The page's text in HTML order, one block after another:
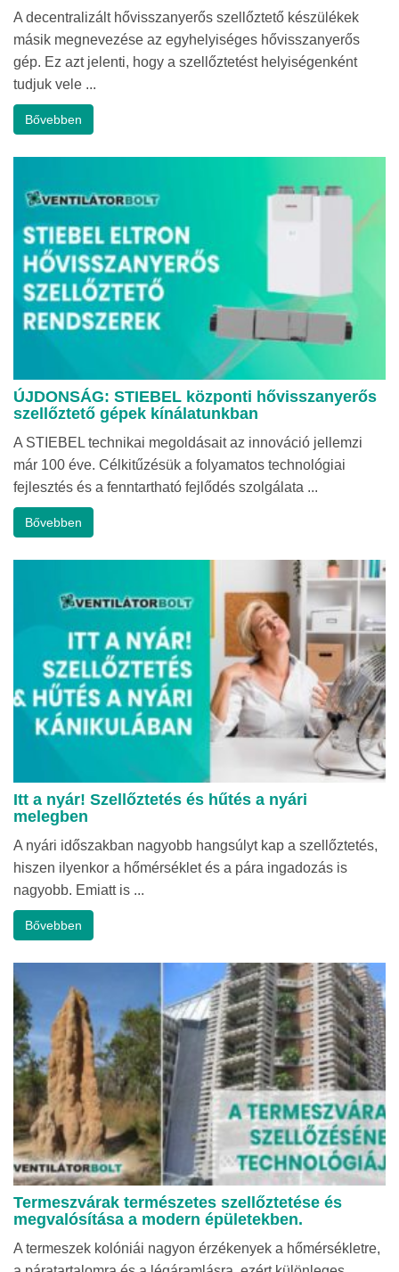
A decentralizált hővisszanyerős szellőztető készülékek
másik megnevezése az egyhelyiséges hővisszanyerős
gép. Ez azt jelenti, hogy a szellőztetést helyiségenként
tudjuk vele ...
Bővebben
ÚJDONSÁG: STIEBEL központi hővisszanyerős
szellőztető gépek kínálatunkban
A STIEBEL technikai megoldásait az innováció jellemzi
már 100 éve. Célkitűzésük a folyamatos technológiai
fejlesztés és a fenntartható fejlődés szolgálata ...
Bővebben
Itt a nyár! Szellőztetés és hűtés a nyári
melegben
A nyári időszakban nagyobb hangsúlyt kap a szellőztetés,
hiszen ilyenkor a hőmérséklet és a pára ingadozás is
nagyobb. Emiatt is ...
Bővebben
Termeszvárak természetes szellőztetése és
megvalósítása a modern épületekben.
A termeszek kolóniái nagyon érzékenyek a hőmérsékletre,